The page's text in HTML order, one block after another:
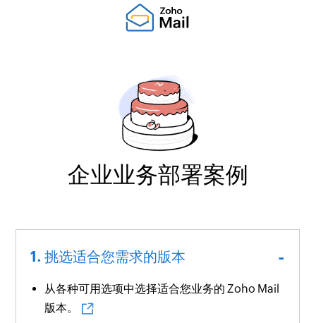
企业业务部署案例
挑选适合您需求的版本
从各种可用选项中选择适合您业务的 Zoho Mail
版本。